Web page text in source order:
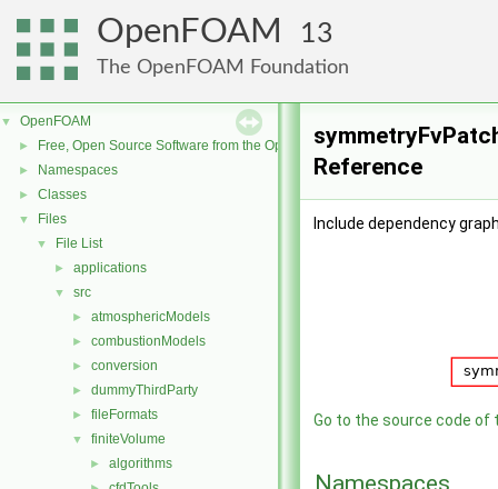
OpenFOAM 13
The OpenFOAM Foundation
▼ OpenFOAM
► Free, Open Source Software from the OpenFOAM Foundation
► Namespaces
► Classes
▼ Files
▼ File List
► applications
▼ src
► atmosphericModels
► combustionModels
► conversion
► dummyThirdParty
► fileFormats
▼ finiteVolume
► algorithms
Reference
Include dependency
Go to the source code of
Namespaces